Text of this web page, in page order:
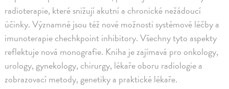
radioterapie, které snižují akutní a chronické nežádoucí
účinky. Významné jsou též nové možnosti systémové léčby a
imunoterapie chechkpoint inhibitory. Všechny tyto aspekty
reflektuje nová monografie. Kniha je zajímavá pro onkology,
urology, gynekology, chirurgy, lékaře oboru radiologie a
zobrazovací metody, genetiky a praktické lékaře.